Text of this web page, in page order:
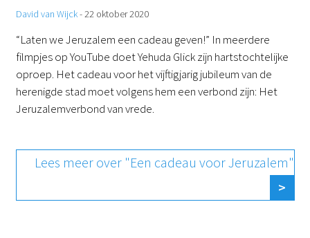
David van Wijck-22 oktober 2020
“Laten we Jeruzalem een cadeau geven!” In meerdere
filmpjes op YouTube doet Yehuda Glick zijn hartstochtelijke
oproep. Het cadeau voor het vijftigjarig jubileum van de
herenigde stad moet volgens hem een verbond zijn: Het
Jeruzalemverbond van vrede.
Lees meer over "Een cadeau voor Jeruzalem"